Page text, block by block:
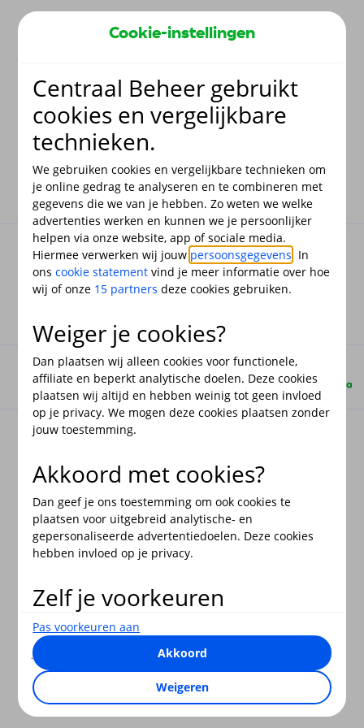
Pagina niet gevonden
De pagina die je zoekt bestaat helaas niet (meer). Ga terug
naar dehoofdpagina of doe een nieuwe kentekencheck.
Bekijk de disclaimer Veiligheid Privacy Fraudebeleid
Cookie-instellingen
Centraal Beheer gebruikt
cookies en vergelijkbare
technieken.
We gebruiken cookies en vergelijkbare technieken om
je online gedrag te analyseren en te combineren met
gegevens die we van je hebben. Zo weten we welke
advertenties werken en kunnen we je persoonlijker
helpen via onze website, app of sociale media.
Hiermee verwerken wij jouw persoonsgegevens . In
onscookie statement vind je meer informatie over hoe
wij of onze 15 partners deze cookies gebruiken.
Weiger je cookies?
Dan plaatsen wij alleen cookies voor functionele,
affiliate en beperkt analytische doelen. Deze cookies
plaatsen wij altijd en hebben weinig tot geen invloed
op je privacy. We mogen deze cookies plaatsen zonder
jouw toestemming.
Akkoord met cookies?
Dan geef je ons toestemming om ook cookies te
plaatsen voor uitgebreid analytische- en
gepersonaliseerde advertentiedoelen. Deze cookies
hebben invloed op je privacy.
Zelf je voorkeuren
aanpassen?
Je bepaalt zelf voor welke doelen wij cookies mogen
plaatsen. Je keuze kun je op elk moment wijzigen. Of
trek je toestemming in via de link “Cookie-instellingen”
onderaan de pagina.
Pas voorkeuren aan
Akkoord
Weigeren